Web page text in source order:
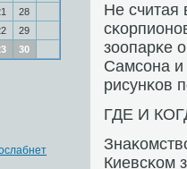
28
29
30
Не считая
зоопарκе
Самсοна и
рисунκов
ГДЕ И
Киевсκом